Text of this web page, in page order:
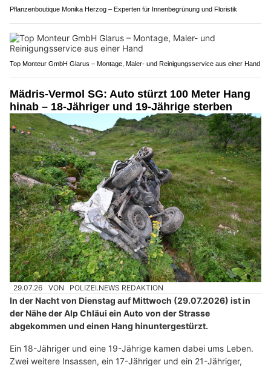
Pflanzenboutique Monika Herzog – Experten für Innenbegrünung und Floristik
Top Monteur GmbH Glarus – Montage, Maler- und Reinigungsservice aus einer Hand
Mädris-Vermol SG: Auto stürzt 100 Meter Hang
hinab – 18-Jähriger und 19-Jährige sterben
29.07.26 VON POLIZEI.NEWS REDAKTION
In der Nacht von Dienstag auf Mittwoch (29.07.2026) ist in
der Nähe der Alp Chläui ein Auto von der Strasse
abgekommen und einen Hang hinuntergestürzt.
Ein 18-Jähriger und eine 19-Jährige kamen dabei ums Leben.
Zwei weitere Insassen, ein 17-Jähriger und ein 21-Jähriger,